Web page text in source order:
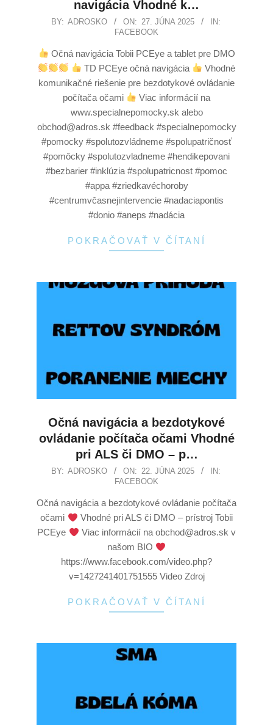
navigácia Vhodné k…
BY: ADROSKO ON: 27. JÚNA 2025
IN:
FACEBOOK
Očná navigácia Tobii PCEye a tablet pre DMO
TD PCEye očná navigácia
Vhodné
komunikačné riešenie pre bezdotykové ovládanie
počítača očami
Viac informácií na
www.specialnepomocky.sk alebo
obchod@adros.sk #feedback #specialnepomocky
#pomocky #spolutozvládneme #spolupatričnosť
#pomôcky #spolutozvladneme #hendikepovani
#bezbarier #inklúzia #spolupatricnost #pomoc
#appa #zriedkavéchoroby
#centrumvčasnejintervencie #nadaciapontis
#donio #aneps #nadácia
POKRAČOVAŤ V ČÍTANÍ
Očná navigácia a bezdotykové
ovládanie počítača očami Vhodné
pri ALS či DMO – p…
BY: ADROSKO ON: 22. JÚNA 2025
IN:
FACEBOOK
Očná navigácia a bezdotykové ovládanie počítača
očami
Vhodné pri ALS či DMO – prístroj Tobii
PCEye
Viac informácií na obchod@adros.sk v
našom BIO
https://www.facebook.com/video.php?
v=1427241401751555 Video Zdroj
POKRAČOVAŤ V ČÍTANÍ